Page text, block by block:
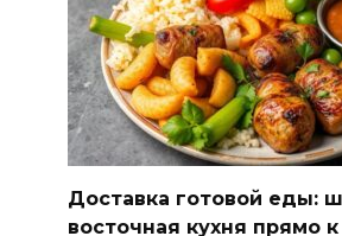
Доставка готовой еды:
восточная кухня прямо